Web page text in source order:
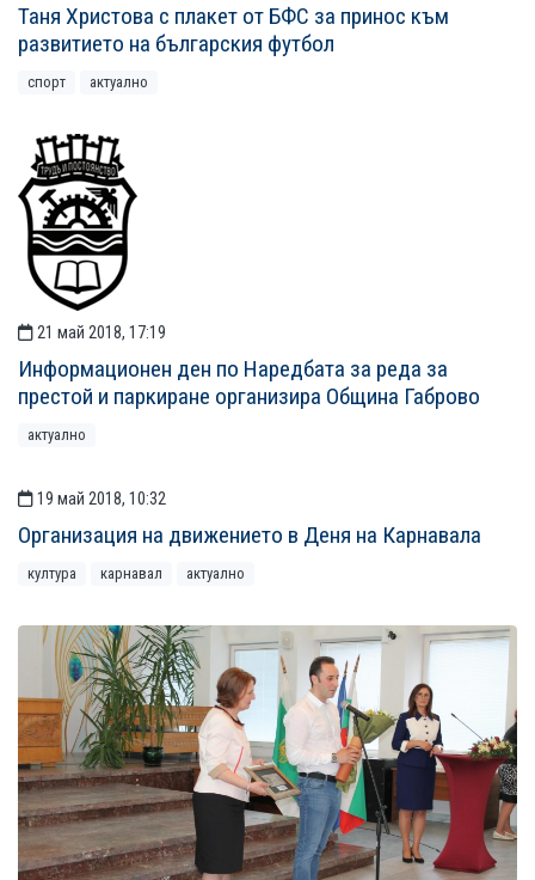
Таня Христова с плакет от БФС за принос към
развитието на българския футбол
спорт актуално
21 май 2018, 17:19
Информационен ден по Наредбата за реда за
престой и паркиране организира Община Габрово
актуално
19 май 2018, 10:32
Организация на движението в Деня на Карнавала
култура карнавал актуално